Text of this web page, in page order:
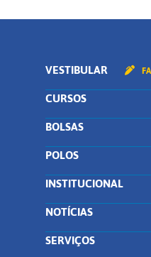
VESTIBULAR
CURSOS
BOLSAS
POLOS
INSTITUCIONAL
NOTÍCIAS
SERVIÇOS